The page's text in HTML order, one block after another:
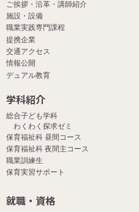
ご挨拶・沿革・講師紹介
施設・設備
職業実践専門課程
提携企業
交通アクセス
情報公開
デュアル教育
学科紹介
総合子ども学科
わくわく探求ゼミ
保育福祉科 昼間コース
保育福祉科 夜間主コース
職業訓練生
保育実習サポート
就職・資格